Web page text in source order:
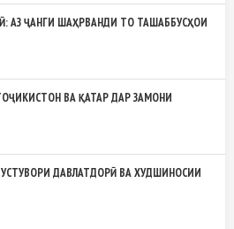
АЗ ҶАНГИ ШАҲРВАНДИ ТО ТАШАББУСҲОИ
ВА ҚАТАР ДАР ЗАМОНИ
ДАВЛАТДОРӢ ВА ХУДШИНОСИИ